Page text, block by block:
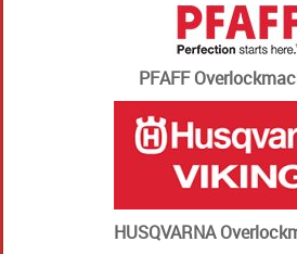
PFAFF
HUSQVARNA